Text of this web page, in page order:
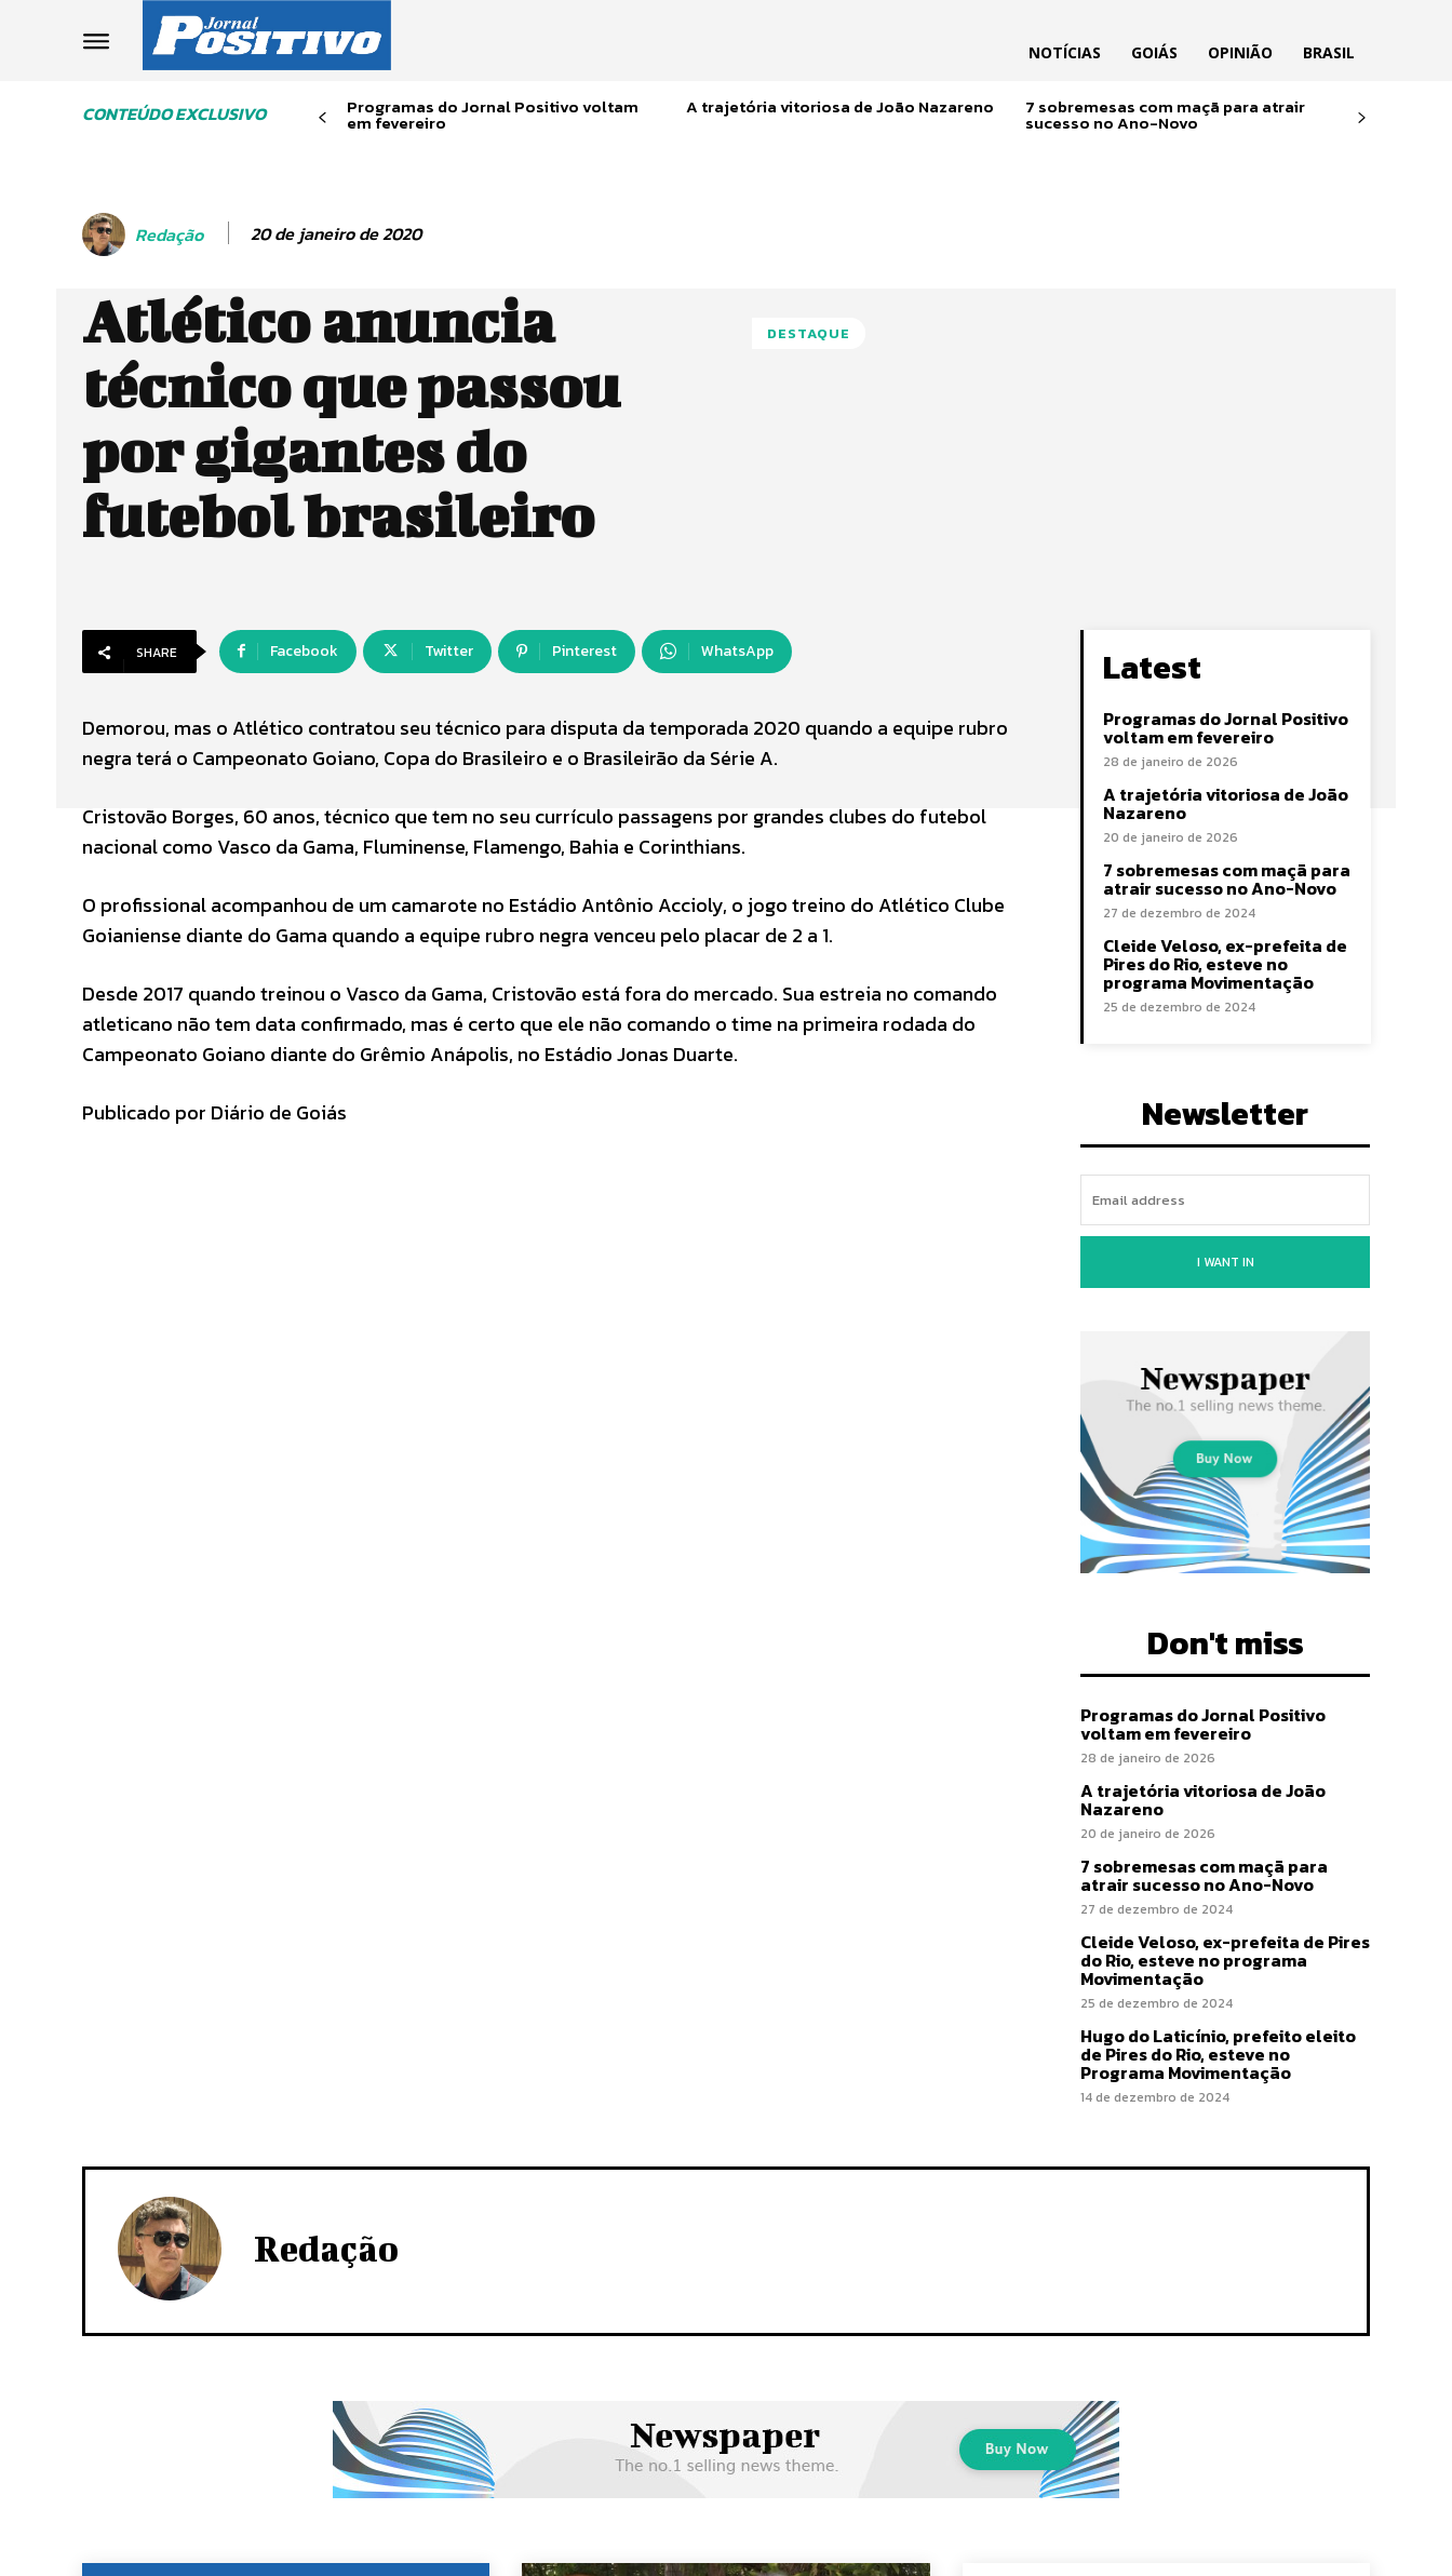
NOTÍCIAS GOIÁS OPINIÃO BRASIL
CONTEÚDO EXCLUSIVO Programas do Jornal Positivo voltam
em fevereiro
A trajetória vitoriosa de João Nazareno 7 sobremesas com maçã para atrair
sucesso no Ano-Novo
Redação 20 de janeiro de 2020
Atlético anuncia
técnico que passou
por gigantes do
futebol brasileiro
DESTAQUE
SHARE Facebook Twitter Pinterest WhatsApp
Demorou, mas o Atlético contratou seu técnico para disputa da temporada 2020 quando a equipe rubro
negra terá o Campeonato Goiano, Copa do Brasileiro e o Brasileirão da Série A.
Cristovão Borges, 60 anos, técnico que tem no seu currículo passagens por grandes clubes do futebol
nacional como Vasco da Gama, Fluminense, Flamengo, Bahia e Corinthians.
O profissional acompanhou de um camarote no Estádio Antônio Accioly, o jogo treino do Atlético Clube
Goianiense diante do Gama quando a equipe rubro negra venceu pelo placar de 2 a 1.
Desde 2017 quando treinou o Vasco da Gama, Cristovão está fora do mercado. Sua estreia no comando
atleticano não tem data confirmado, mas é certo que ele não comando o time na primeira rodada do
Campeonato Goiano diante do Grêmio Anápolis, no Estádio Jonas Duarte.
Publicado por Diário de Goiás
Latest
Programas do Jornal Positivo
voltam em fevereiro
28 de janeiro de 2026
A trajetória vitoriosa de João
Nazareno
20 de janeiro de 2026
7 sobremesas com maçã para
atrair sucesso no Ano-Novo
27 de dezembro de 2024
Cleide Veloso, ex-prefeita de
Pires do Rio, esteve no
programa Movimentação
25 de dezembro de 2024
Newsletter
I WANT IN
Don't miss
Programas do Jornal Positivo
voltam em fevereiro
28 de janeiro de 2026
A trajetória vitoriosa de João
Nazareno
20 de janeiro de 2026
7 sobremesas com maçã para
atrair sucesso no Ano-Novo
27 de dezembro de 2024
Cleide Veloso, ex-prefeita de Pires
do Rio, esteve no programa
Movimentação
25 de dezembro de 2024
Hugo do Laticínio, prefeito eleito
de Pires do Rio, esteve no
Programa Movimentação
14 de dezembro de 2024
Redação